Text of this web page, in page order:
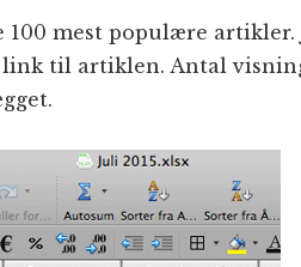
mest populære artikler.
til artiklen. Antal